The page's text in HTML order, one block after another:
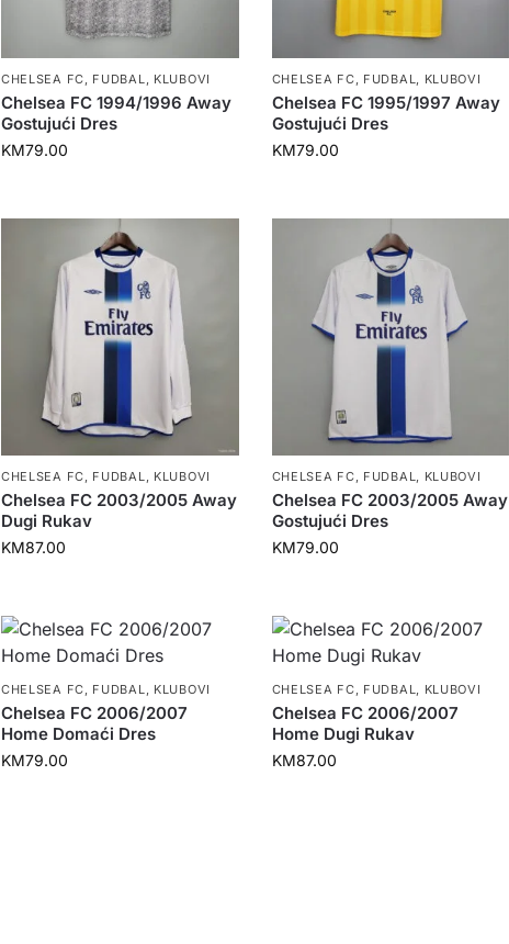
CHELSEA FC FUDBAL KLUBOVI
Chelsea FC 1994/1996 Away
Gostujući Dres
KM79.00
CHELSEA FC FUDBAL KLUBOVI
Chelsea FC 1995/1997 Away
Gostujući Dres
KM79.00
CHELSEA FC, FUDBAL, KLUBOVI
Chelsea FC 2003/2005 Away
Dugi Rukav
KM87.00
CHELSEA FC, FUDBAL, KLUBOVI
Chelsea FC 2003/2005 Away
Gostujući Dres
KM79.00
CHELSEA FC, FUDBAL, KLUBOVI
Chelsea FC 2006/2007
Home Domaći Dres
KM79.00
CHELSEA FC, FUDBAL, KLUBOVI
Chelsea FC 2006/2007
Home Dugi Rukav
KM87.00